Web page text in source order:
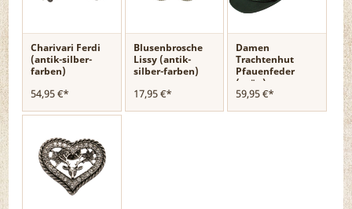
Charivari Ferdi
(antik-silber-
farben)
54,95 €*
Blusenbrosche
Lissy (antik-
silber-farben)
17,95 €*
Damen
Trachtenhut
Pfauenfeder
(grün)
59,95 €*